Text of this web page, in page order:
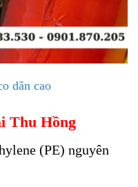
dãn cao
Thu Hồng
(PE) nguyên